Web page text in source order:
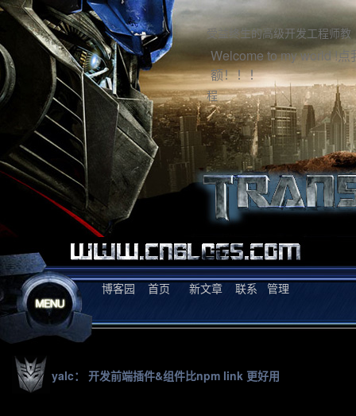
受益终生的高级开发工程师教
程
Welcome to my world !点
额！！！
博客园 首页 新文章 联系 管理
yalc： 开发前端插件&组件比npm link 更好用